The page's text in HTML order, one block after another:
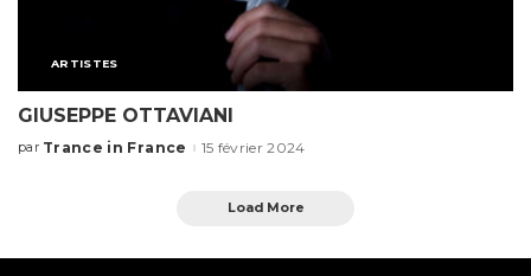
ARTISTES
GIUSEPPE OTTAVIANI
par Trance in France 15 février 2024
Load More